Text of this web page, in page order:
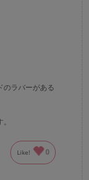
のラバーがある
Like! 0